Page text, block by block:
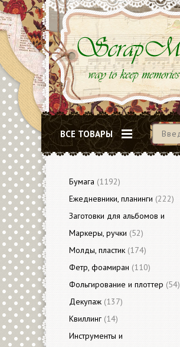
ВСЕ ТОВАРЫ
Бумага (1192)
Ежедневники, планинги (222)
Заготовки для альбомов и
блокнотов(79)
Маркеры, ручки (52)
Молды, пластик (174)
Фетр, фоамиран (110)
Фольгирование и плоттер (54)
Декупаж (137)
Квиллинг (14)
Инструменты и